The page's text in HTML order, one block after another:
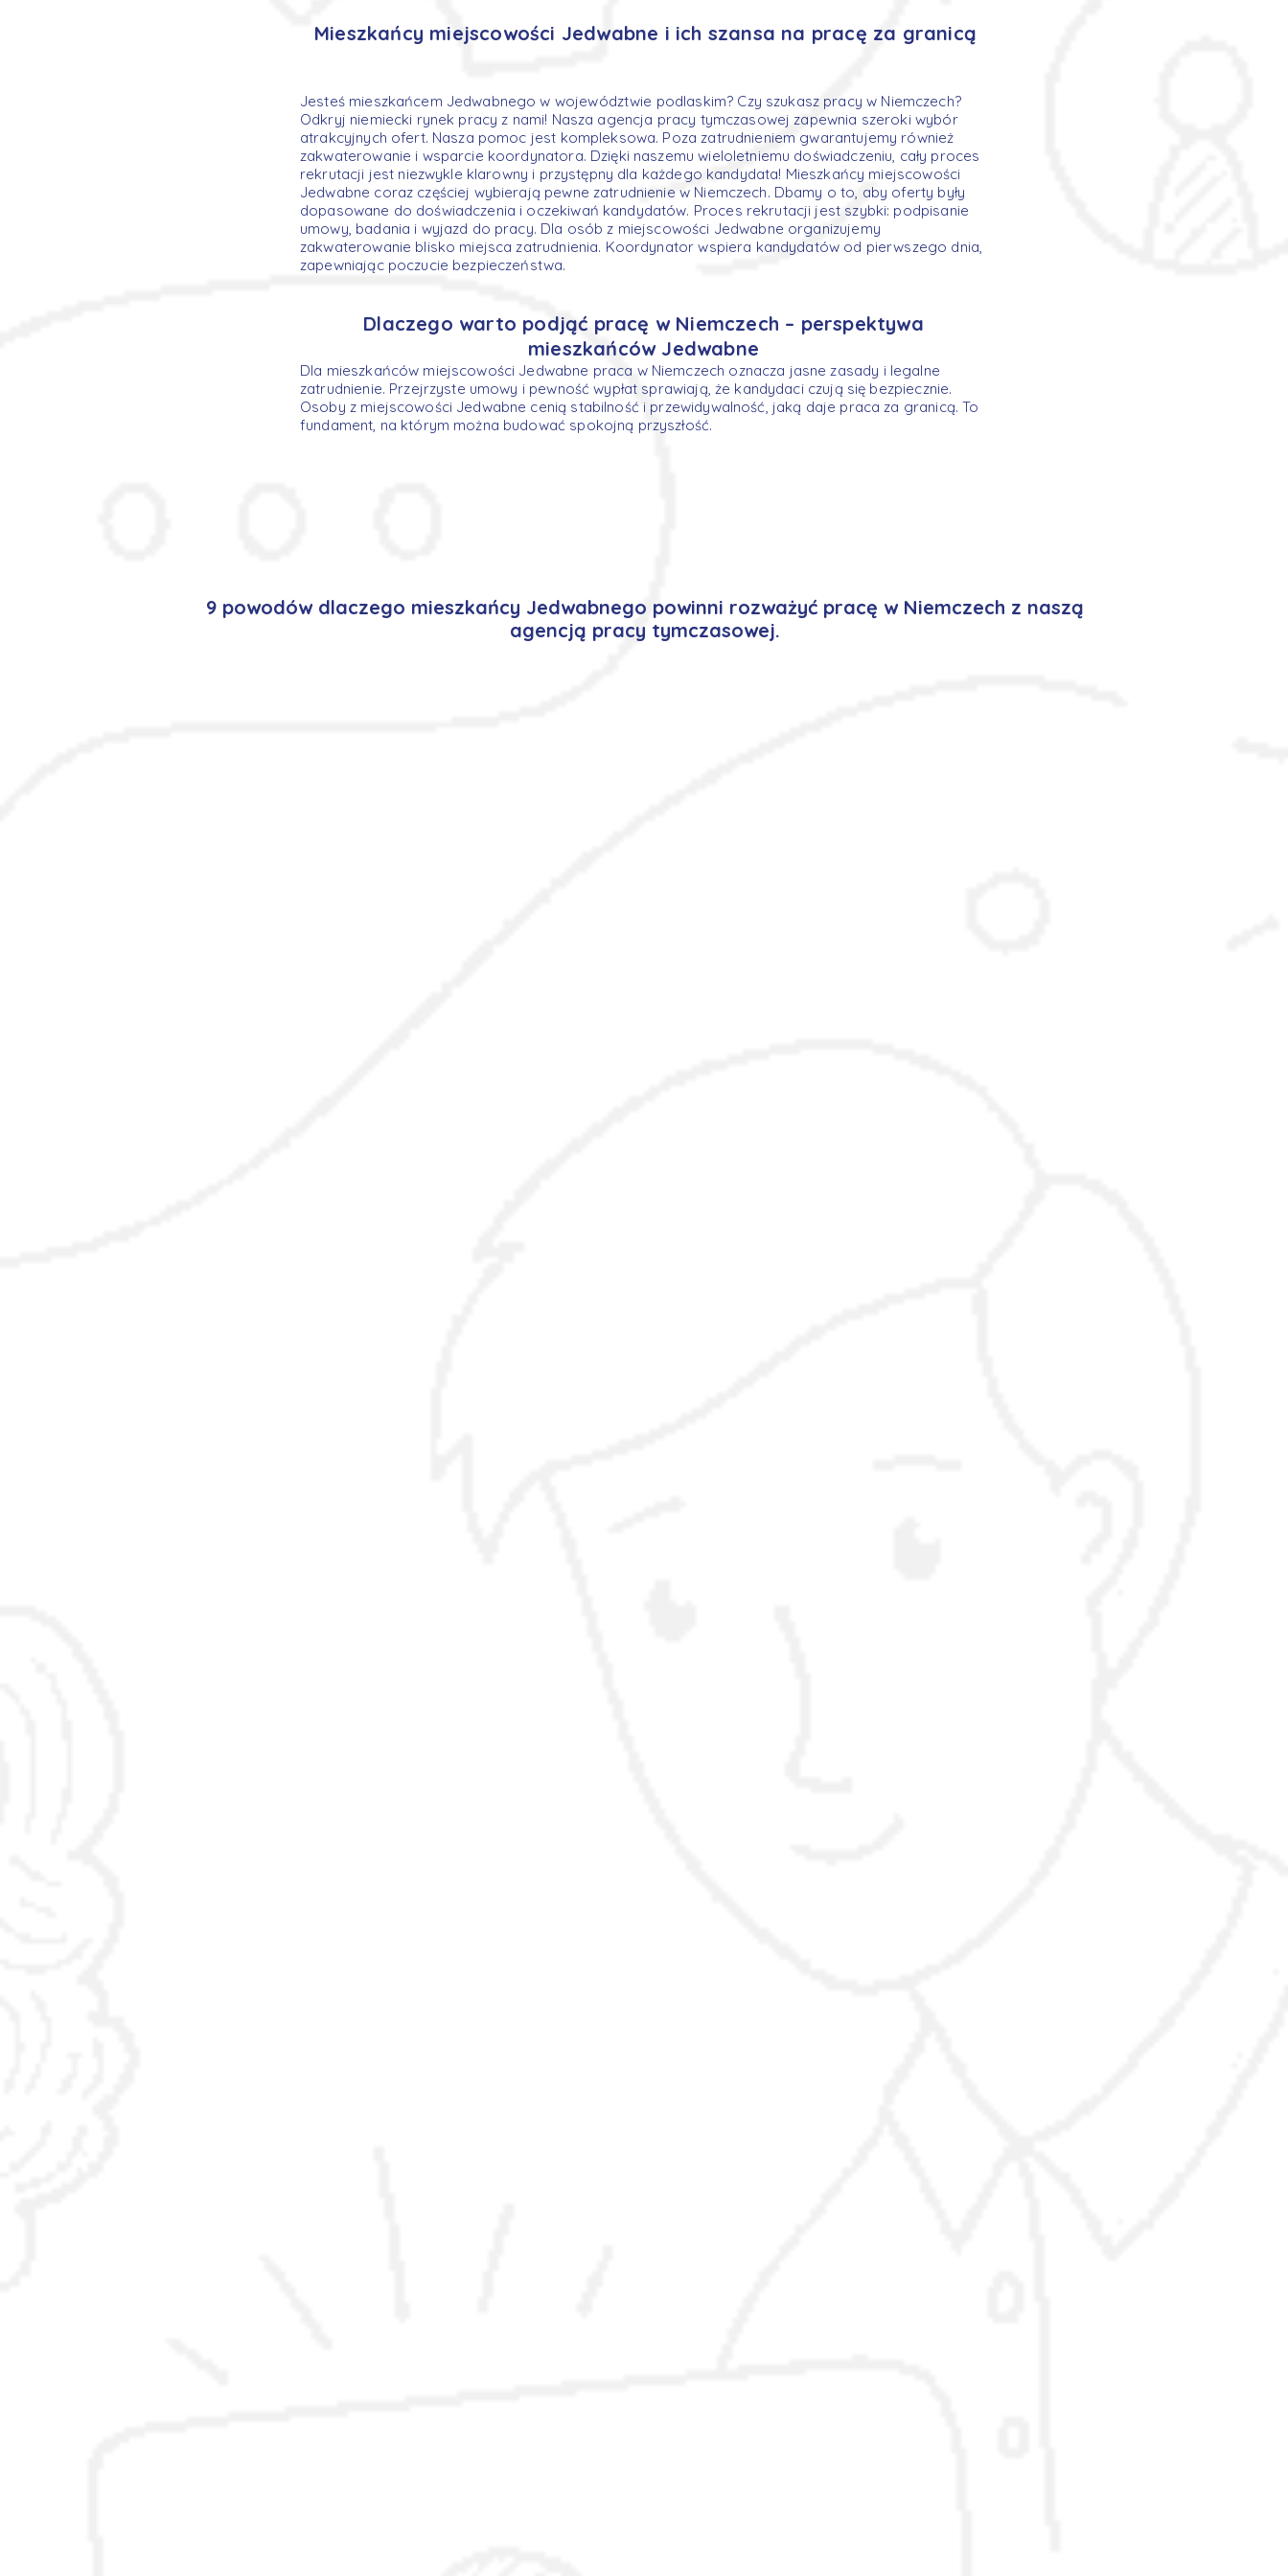
Mieszkańcy miejscowości Jedwabne i ich szansa na pracę za granicą
Jesteś mieszkańcem Jedwabnego w województwie podlaskim? Czy szukasz pracy w Niemczech?
Odkryj niemiecki rynek pracy z nami! Nasza agencja pracy tymczasowej zapewnia szeroki wybór
atrakcyjnych ofert. Nasza pomoc jest kompleksowa. Poza zatrudnieniem gwarantujemy również
zakwaterowanie i wsparcie koordynatora. Dzięki naszemu wieloletniemu doświadczeniu, cały proces
rekrutacji jest niezwykle klarowny i przystępny dla każdego kandydata! Mieszkańcy miejscowości
Jedwabne coraz częściej wybierają pewne zatrudnienie w Niemczech. Dbamy o to, aby oferty były
dopasowane do doświadczenia i oczekiwań kandydatów. Proces rekrutacji jest szybki: podpisanie
umowy, badania i wyjazd do pracy. Dla osób z miejscowości Jedwabne organizujemy
zakwaterowanie blisko miejsca zatrudnienia. Koordynator wspiera kandydatów od pierwszego dnia,
zapewniając poczucie bezpieczeństwa.
Dlaczego warto podjąć pracę w Niemczech – perspektywa
mieszkańców Jedwabne
Dla mieszkańców miejscowości Jedwabne praca w Niemczech oznacza jasne zasady i legalne
zatrudnienie. Przejrzyste umowy i pewność wypłat sprawiają, że kandydaci czują się bezpiecznie.
Osoby z miejscowości Jedwabne cenią stabilność i przewidywalność, jaką daje praca za granicą. To
fundament, na którym można budować spokojną przyszłość.
9 powodów dlaczego mieszkańcy Jedwabnego powinni rozważyć pracę w Niemczech z naszą
agencją pracy tymczasowej.